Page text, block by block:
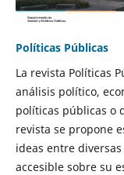
Políticas Públicas
La revista Políticas
análisis político,
políticas públicas o
revista se propone
ideas entre
accesible sobre su